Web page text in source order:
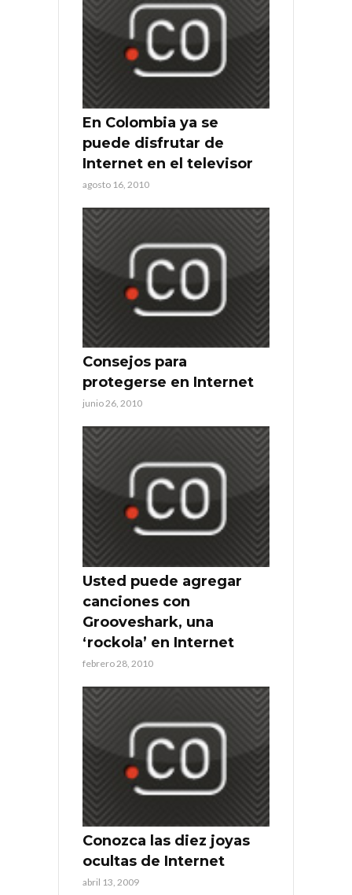
En Colombia ya se
puede disfrutar de
Internet en el televisor
agosto 16, 2010
Consejos para
protegerse en Internet
junio 26, 2010
Usted puede agregar
canciones con
Grooveshark, una
‘rockola’ en Internet
febrero 28, 2010
Conozca las diez joyas
ocultas de Internet
abril 13, 2009